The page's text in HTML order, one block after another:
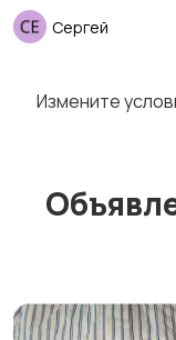
Футболки и топы
Другая женская
Сергей
Измените